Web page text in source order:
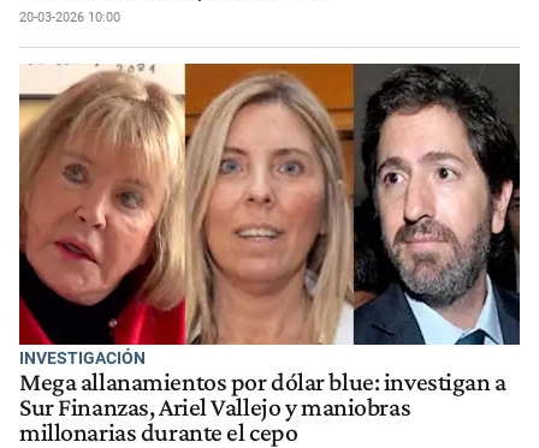
20-03-2026 10:00
INVESTIGACIÓN
Mega allanamientos por dólar blue: investigan a
Sur Finanzas, Ariel Vallejo y maniobras
millonarias durante el cepo